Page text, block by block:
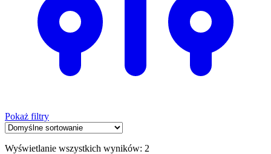
Pokaż filtry
Wyświetlanie wszystkich wyników: 2